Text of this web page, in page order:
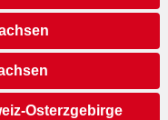
Osterzgebirge